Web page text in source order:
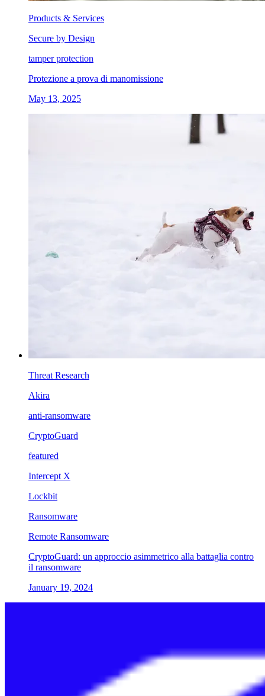
Products & Services
Secure by Design
tamper protection
Protezione a prova di manomissione
May 13, 2025
Threat Research
Akira
anti-ransomware
CryptoGuard
featured
Intercept X
Lockbit
Ransomware
Remote Ransomware
CryptoGuard: un approccio asimmetrico alla battaglia contro
il ransomware
January 19, 2024